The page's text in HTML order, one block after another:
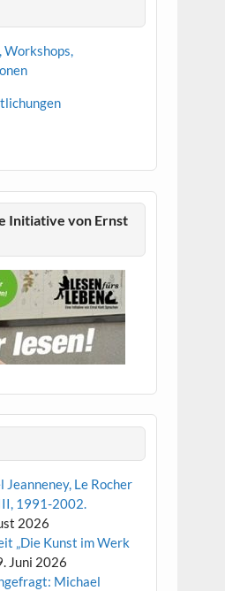
Workshops,
Initiative von Ernst
Jeanneney, Le Rocher
1991-2002.
2026
„Die Kunst im Werk
Juni 2026
Michael